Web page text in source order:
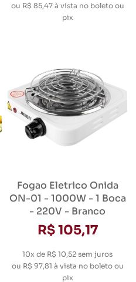
ou R$ 85,47à vista no boleto ou
pix
Fogao Eletrico Onida
ON-01 - 1000W - 1 Boca
- 220V - Branco
R$ 105,17
10x de R$ 10,52 sem juros
ou R$ 97,81 à vista no boleto ou
pix